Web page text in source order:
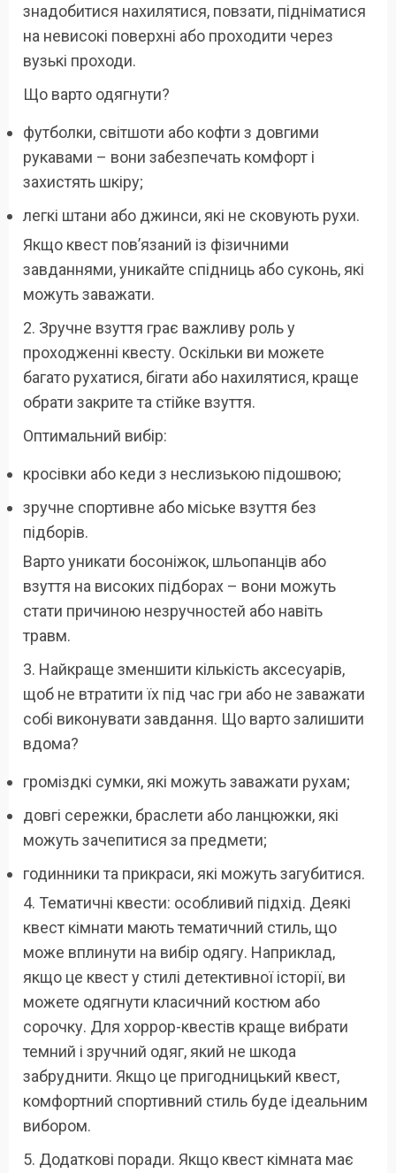
знадобитися нахилятися, повзати, підніматися
на невисокі поверхні або проходити через
вузькі проходи.
Що варто одягнути?
футболки, світшоти або кофти з довгими
рукавами – вони забезпечать комфорт і
захистять шкіру;
легкі штани або джинси, які не сковують рухи.
Якщо квест пов’язаний із фізичними
завданнями, уникайте спідниць або суконь, які
можуть заважати.
2. Зручне взуття грає важливу роль у
проходженні квесту. Оскільки ви можете
багато рухатися, бігати або нахилятися, краще
обрати закрите та стійке взуття.
Оптимальний вибір:
кросівки або кеди з неслизькою підошвою;
зручне спортивне або міське взуття без
підборів.
Варто уникати босоніжок, шльопанців або
взуття на високих підборах – вони можуть
стати причиною незручностей або навіть
травм.
3. Найкраще зменшити кількість аксесуарів,
щоб не втратити їх під час гри або не заважати
собі виконувати завдання. Що варто залишити
вдома?
громіздкі сумки, які можуть заважати рухам;
довгі сережки, браслети або ланцюжки, які
можуть зачепитися за предмети;
годинники та прикраси, які можуть загубитися.
4. Тематичні квести: особливий підхід. Деякі
квест кімнати мають тематичний стиль, що
може вплинути на вибір одягу. Наприклад,
якщо це квест у стилі детективної історії, ви
можете одягнути класичний костюм або
сорочку. Для хоррор-квестів краще вибрати
темний і зручний одяг, який не шкода
забруднити. Якщо це пригодницький квест,
комфортний спортивний стиль буде ідеальним
вибором.
5. Додаткові поради. Якщо квест кімната має